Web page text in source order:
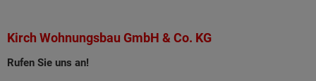
Kirch Wohnungsbau GmbH & Co. KG
Rufen Sie uns an!